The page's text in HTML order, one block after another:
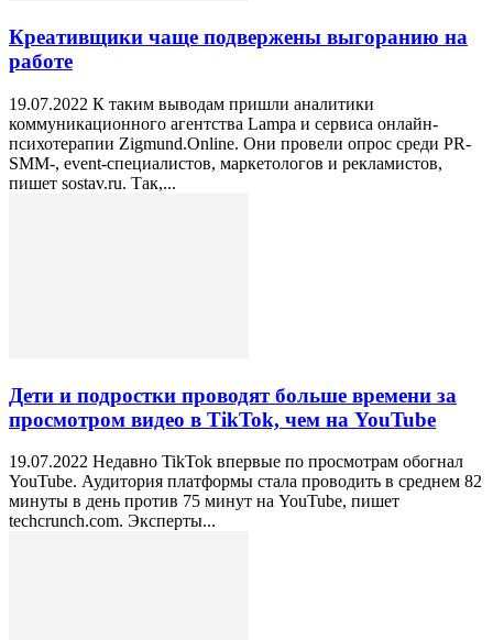
Креативщики чаще подвержены выгоранию на
работе
19.07.2022 К таким выводам пришли аналитики
коммуникационного агентства Lampa и сервиса онлайн-
психотерапии Zigmund.Online. Они провели опрос среди PR-
SMM-, event-специалистов, маркетологов и рекламистов,
пишет sostav.ru. Так,...
Дети и подростки проводят больше времени за
просмотром видео в TikTok, чем на YouTube
19.07.2022 Недавно TikTok впервые по просмотрам обогнал
YouTube. Аудитория платформы стала проводить в среднем 82
минуты в день против 75 минут на YouTube, пишет
techcrunch.com. Эксперты...